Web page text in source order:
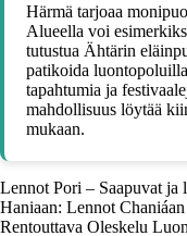
Härmä tarjoaa
Alueella voi
tutustua Ähtärin
patikoida
tapahtumia ja
mahdollisuus löytää
mukaan.
Lennot Pori – Saapuvat ja
Haniaan: Lennot
Rentouttava Oleskelu